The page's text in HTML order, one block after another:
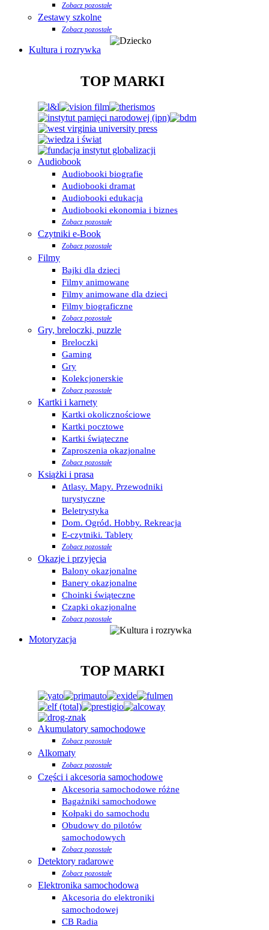
Zobacz pozostałe
Zestawy szkolne
Zobacz pozostałe
Kultura i rozrywka
TOP MARKI
Audiobook
Audiobooki biografie
Audiobooki dramat
Audiobooki edukacja
Audiobooki ekonomia i biznes
Zobacz pozostałe
Czytniki e-Book
Zobacz pozostałe
Filmy
Bajki dla dzieci
Filmy animowane
Filmy animowane dla dzieci
Filmy biograficzne
Zobacz pozostałe
Gry, breloczki, puzzle
Breloczki
Gaming
Gry
Kolekcjonerskie
Zobacz pozostałe
Kartki i karnety
Kartki okolicznościowe
Kartki pocztowe
Kartki świąteczne
Zaproszenia okazjonalne
Zobacz pozostałe
Książki i prasa
Atlasy. Mapy. Przewodniki
turystyczne
Beletrystyka
Dom. Ogród. Hobby. Rekreacja
E-czytniki. Tablety
Zobacz pozostałe
Okazje i przyjęcia
Balony okazjonalne
Banery okazjonalne
Choinki świąteczne
Czapki okazjonalne
Zobacz pozostałe
Motoryzacja
TOP MARKI
Akumulatory samochodowe
Zobacz pozostałe
Alkomaty
Zobacz pozostałe
Części i akcesoria samochodowe
Akcesoria samochodowe różne
Bagażniki samochodowe
Kołpaki do samochodu
Obudowy do pilotów
samochodowych
Zobacz pozostałe
Detektory radarowe
Zobacz pozostałe
Elektronika samochodowa
Akcesoria do elektroniki
samochodowej
CB Radia